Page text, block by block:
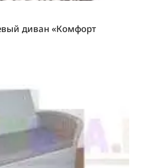
диван «Комфорт